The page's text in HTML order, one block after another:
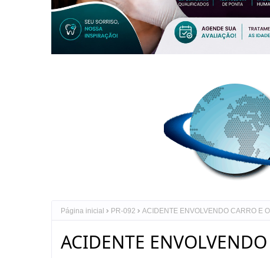
Página inicial PR-092 ACIDENTE ENVOLVENDO CARRO E
ACIDENTE